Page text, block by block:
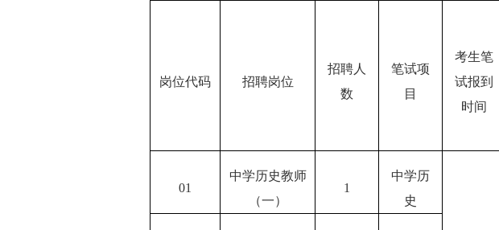
岗位代码 招聘岗位
招聘人
数
笔试项
目
考生笔
试报到
时间
01
中学历史教师
（一）
1
中学历
史